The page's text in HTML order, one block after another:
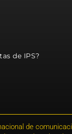
de IPS?
de